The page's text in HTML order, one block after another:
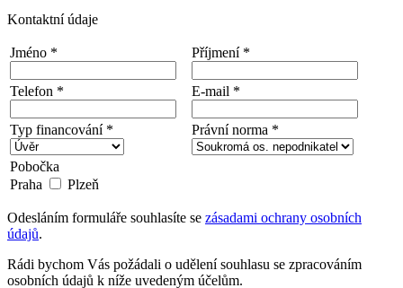
Kontaktní údaje
Jméno * Příjmení *
Telefon * E-mail *
Typ financování * Právní norma *
Pobočka
Praha
Plzeň
Odesláním formuláře souhlasíte se zásadami ochrany osobních
údajů.
Rádi bychom Vás požádali o udělení souhlasu se zpracováním
osobních údajů k níže uvedeným účelům.